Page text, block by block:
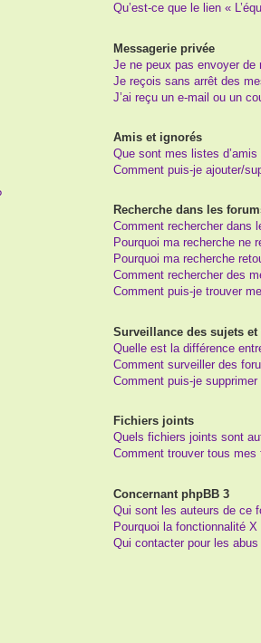
Qu’est-ce que le lien «
Messagerie privée
Je ne peux pas envoyer de
Je reçois sans arrêt des
J’ai reçu un e-mail ou un
Amis et ignorés
Que sont mes listes d’amis
Comment puis-je ajouter/
Recherche dans les
Comment rechercher dans
Pourquoi ma recherche ne
Pourquoi ma recherche
Comment rechercher des
Comment puis-je trouver
Surveillance des sujets et
Quelle est la différence
Comment surveiller des
Comment puis-je
Fichiers joints
Quels fichiers joints sont
Comment trouver tous
Concernant phpBB 3
Qui sont les auteurs de ce
Pourquoi la fonctionnalité X
Qui contacter pour les